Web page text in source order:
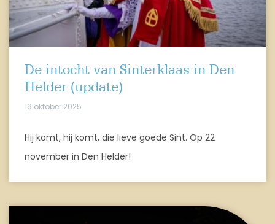
De intocht van Sinterklaas in Den
Helder (update)
19 oktober 2025
Hij komt, hij komt, die lieve goede Sint. Op 22
november in Den Helder!